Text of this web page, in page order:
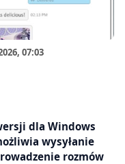
07:03
dla Windows
wysyłanie
rozmów